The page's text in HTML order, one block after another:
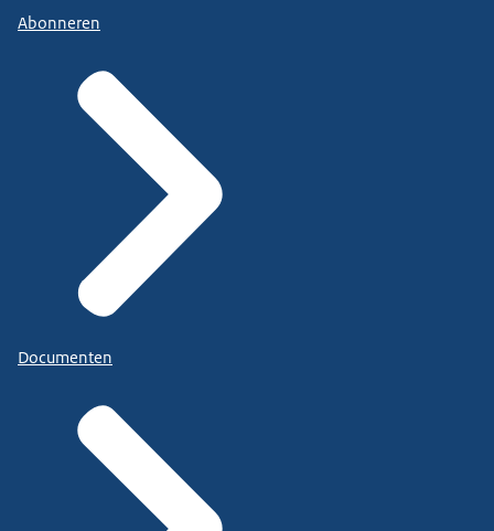
Abonneren
Documenten